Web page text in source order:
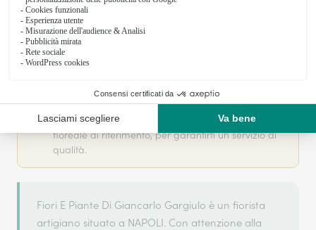
Il tuo fiorista artigiano a NAPOLI
Fiori E Piante Di Giancarlo Gargiulo si basa sulla
sua partnership con Interflora, rete di trasmissione
floreale di riferimento, per garantirti un servizio di
qualità.
Fiori E Piante Di Giancarlo Gargiulo è un fiorista
artigiano situato a NAPOLI. Con attenzione alla